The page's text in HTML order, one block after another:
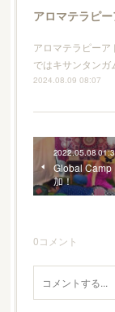
アロマテラピーア
ではキサンタン
2024.08.09 08:07
2022.05.08
Global Camp
加！
0コメント